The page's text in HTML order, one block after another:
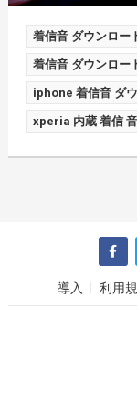
着信音 ダウンロー
着信音 ダウンロー
iphone 着信音 ダ
xperia 内蔵 着信
導入 利用